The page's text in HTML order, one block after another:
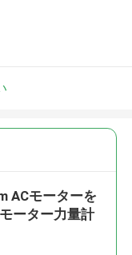
ACモーターを
ーター力量計